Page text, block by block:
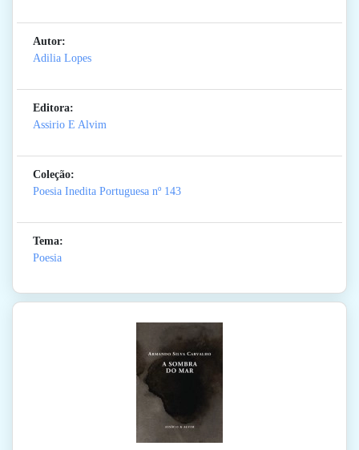
Autor:
Adilia Lopes
Editora:
Assirio E Alvim
Coleção:
Poesia Inedita Portuguesa nº 143
Tema:
Poesia